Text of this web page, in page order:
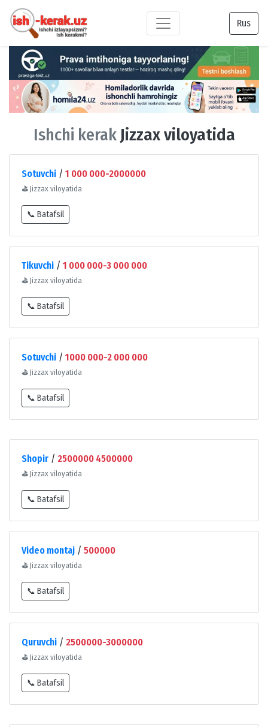
Rus
Ishchi kerak Jizzax viloyatida
Sotuvchi / 1 000 000-2000000
⛳ Jizzax viloyatida
📞 Batafsil
Tikuvchi / 1 000 000-3 000 000
⛳ Jizzax viloyatida
📞 Batafsil
Sotuvchi / 1000 000-2 000 000
⛳ Jizzax viloyatida
📞 Batafsil
Shopir / 2500000 4500000
⛳ Jizzax viloyatida
📞 Batafsil
Video montaj / 500000
⛳ Jizzax viloyatida
📞 Batafsil
Quruvchi / 2500000-3000000
⛳ Jizzax viloyatida
📞 Batafsil